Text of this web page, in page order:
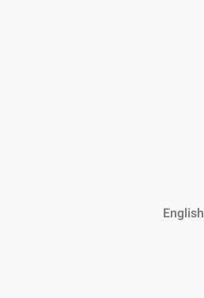
English